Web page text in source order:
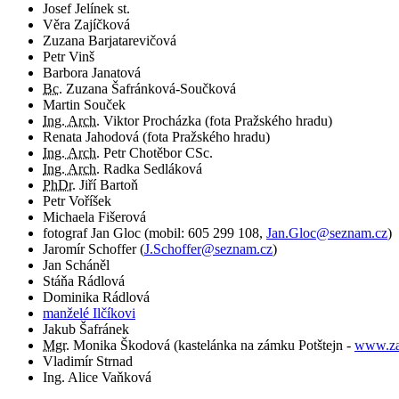
Josef Jelínek st.
Věra Zajíčková
Zuzana Barjatarevičová
Petr Vinš
Barbora Janatová
Bc. Zuzana Šafránková-Součková
Martin Souček
Ing. Arch. Viktor Procházka (fota Pražského hradu)
Renata Jahodová (fota Pražského hradu)
Ing. Arch. Petr Chotěbor CSc.
Ing. Arch. Radka Sedláková
PhDr. Jiří Bartoň
Petr Voříšek
Michaela Fišerová
fotografJan Gloc (mobil: 605 299 108, Jan.Gloc@seznam.cz)
Jaromír Schoffer(J.Schoffer@seznam.cz)
Jan Scháněl
Stáňa Rádlová
Dominika Rádlová
manželé Ilčíkovi
Jakub Šafránek
Mgr. Monika Škodová (kastelánka na zámku Potštejn -
Vladimír Strnad
Ing. Alice Vaňková